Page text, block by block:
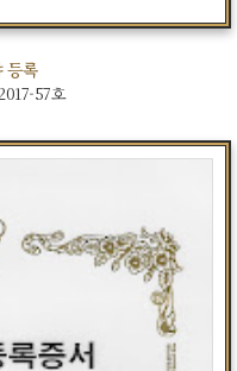
등록
57호